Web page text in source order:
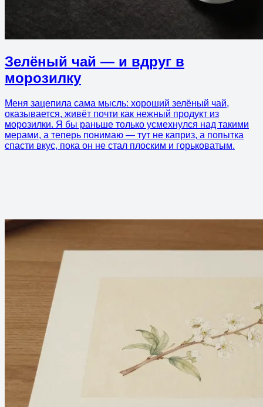
Зелёный чай — и вдруг в
морозилку
Меня зацепила сама мысль: хороший зелёный чай,
оказывается, живёт почти как нежный продукт из
морозилки. Я бы раньше только усмехнулся над такими
мерами, а теперь понимаю — тут не каприз, а попытка
спасти вкус, пока он не стал плоским и горьковатым.